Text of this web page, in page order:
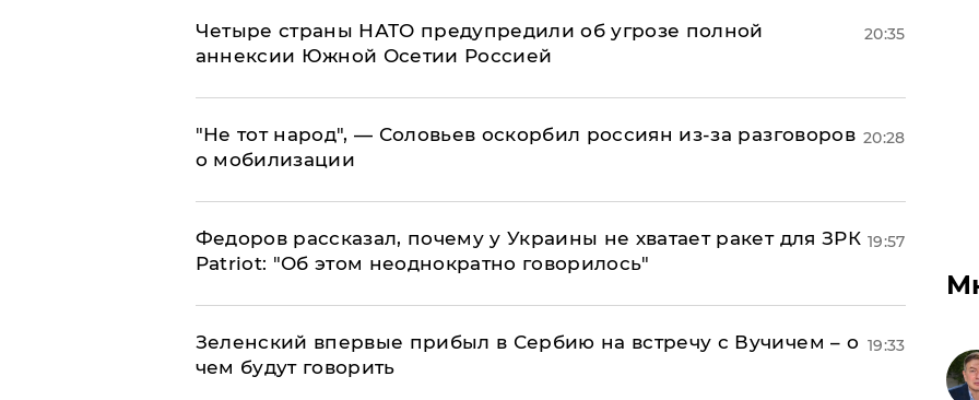
Четыре страны НАТО предупредили об угрозе полной
аннексии Южной Осетии Россией
20:35
​"Не тот народ", — Соловьев оскорбил россиян из-за разговоров
о мобилизации
20:28
Федоров рассказал, почему у Украины не хватает ракет для ЗРК
Patriot: "Об этом неоднократно говорилось"
19:57
Зеленский впервые прибыл в Сербию на встречу с Вучичем – о
чем будут говорить
19:33